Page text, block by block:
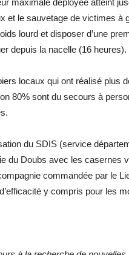
maximale déployée atteint
et le sauvetage de victimes à
lourd et disposer d’une
depuis la nacelle (16 heures).
locaux qui ont réalisé plus
80% sont du secours à
du SDIS (service
du Doubs avec les casernes
commandée par le
y compris pour les